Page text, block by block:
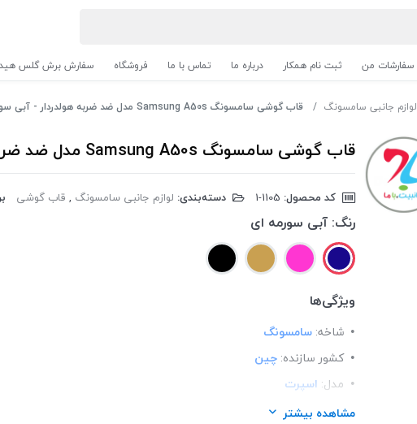
سفارشات من ثبت نام همکار درباره ما تماس با ما فروشگاه سفارش برش گلس
لوازم جانبی سامسونگ قاب گوشی سامسونگ Samsung A50s مدل ضد ضربه هولدردار - آبی سورمه ای
قاب گوشی سامسونگ Samsung A50s مدل ضد ضربه هولدردار - آبی سورمه ای
کد محصول: دسته‌بندی: لوازم جانبی سامسونگ , قاب گوشی
رنگ: آبی سورمه ای
ویژگی‌ها
شاخه: سامسونگ
کشور سازنده: چین
مدل: اسپرت
مناسب برای گوشی:
مشاهده بیشتر